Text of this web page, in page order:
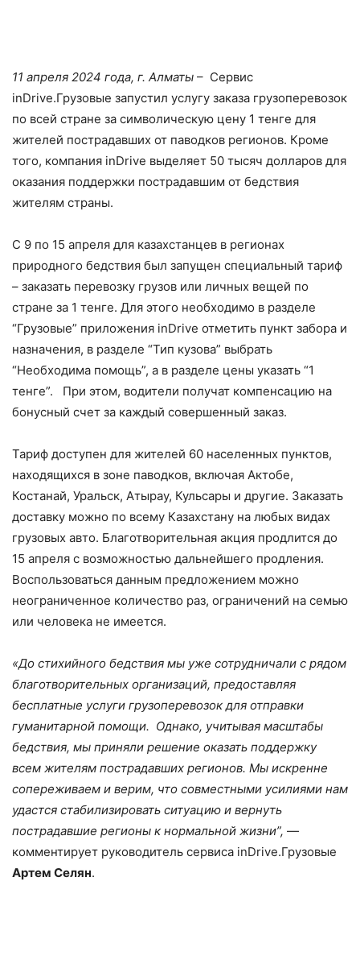
11 апреля 2024 года, г. Алматы – Сервис
inDrive.Грузовые запустил услугу заказа грузоперевозок
по всей стране за символическую цену 1 тенге для
жителей пострадавших от паводков регионов. Кроме
того, компания inDrive выделяет 50 тысяч долларов для
оказания поддержки пострадавшим от бедствия
жителям страны.
С 9 по 15 апреля для казахстанцев в регионах
природного бедствия был запущен специальный тариф
– заказать перевозку грузов или личных вещей по
стране за 1 тенге. Для этого необходимо в разделе
“Грузовые” приложения inDrive отметить пункт забора и
назначения, в разделе “Тип кузова” выбрать
“Необходима помощь”, а в разделе цены указать “1
тенге”. При этом, водители получат компенсацию на
бонусный счет за каждый совершенный заказ.
Тариф доступен для жителей 60 населенных пунктов,
находящихся в зоне паводков, включая Актобе,
Костанай, Уральск, Атырау, Кульсары и другие. Заказать
доставку можно по всему Казахстану на любых видах
грузовых авто. Благотворительная акция продлится до
15 апреля с возможностью дальнейшего продления.
Воспользоваться данным предложением можно
неограниченное количество раз, ограничений на семью
или человека не имеется.
«До стихийного бедствия мы уже сотрудничали с рядом
благотворительных организаций, предоставляя
бесплатные услуги грузоперевозок для отправки
гуманитарной помощи. Однако, учитывая масштабы
бедствия, мы приняли решение оказать поддержку
всем жителям пострадавших регионов. Мы искренне
сопереживаем и верим, что совместными усилиями нам
удастся стабилизировать ситуацию и вернуть
пострадавшие регионы к нормальной жизни”, —
комментирует руководитель сервиса inDrive.Грузовые
Артем Селян.